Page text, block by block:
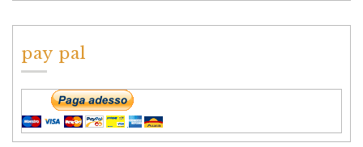
pay pal